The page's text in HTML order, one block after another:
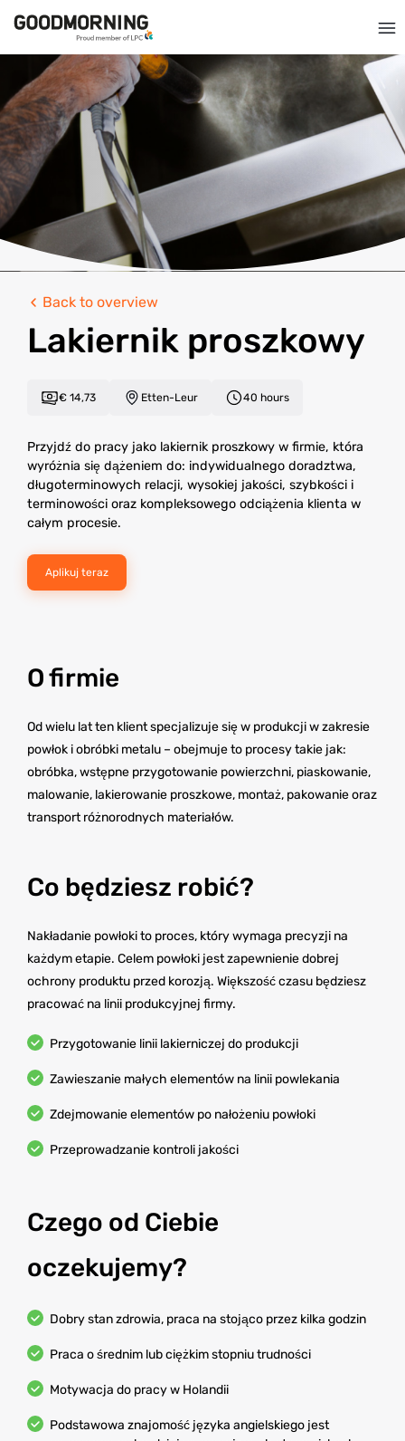
Back to overview
Lakiernik proszkowy
€ 14,73 Etten-Leur 40 hours
Przyjdź do pracy jako lakiernik proszkowy w firmie, która
wyróżnia się dążeniem do: indywidualnego doradztwa,
długoterminowych relacji, wysokiej jakości, szybkości i
terminowości oraz kompleksowego odciążenia klienta w
całym procesie.
Aplikuj teraz
O firmie
Od wielu lat ten klient specjalizuje się w produkcji w zakresie
powłok i obróbki metalu – obejmuje to procesy takie jak:
obróbka, wstępne przygotowanie powierzchni, piaskowanie,
malowanie, lakierowanie proszkowe, montaż, pakowanie oraz
transport różnorodnych materiałów.
Co będziesz robić?
Nakładanie powłoki to proces, który wymaga precyzji na
każdym etapie. Celem powłoki jest zapewnienie dobrej
ochrony produktu przed korozją. Większość czasu będziesz
pracować na linii produkcyjnej firmy.
Przygotowanie linii lakierniczej do produkcji
Zawieszanie małych elementów na linii powlekania
Zdejmowanie elementów po nałożeniu powłoki
Przeprowadzanie kontroli jakości
Czego od Ciebie
oczekujemy?
Dobry stan zdrowia, praca na stojąco przez kilka godzin
Praca o średnim lub ciężkim stopniu trudności
Motywacja do pracy w Holandii
Podstawowa znajomość języka angielskiego jest